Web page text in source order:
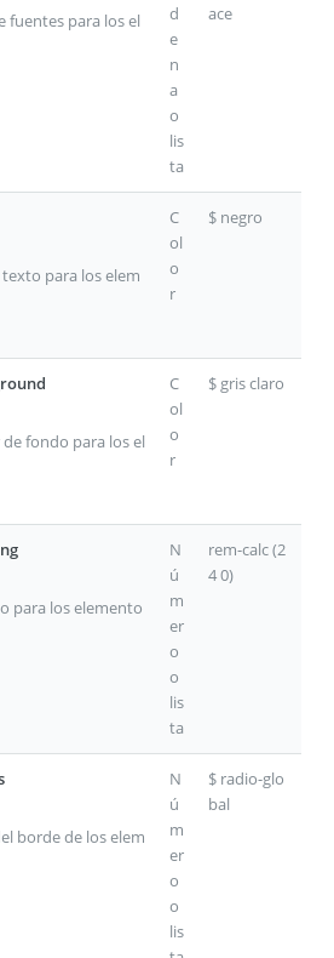
fuentes para los el
d
e
n
a
o
lis
ta
ace
para los elem
C
ol
o
r
$ negro
fondo para los el
C
ol
o
r
$ gris claro
para los elemento
N
ú
m
er
o
o
lis
ta
rem-calc (2
4 0)
borde de los elem
N
ú
m
er
o
o
lis
$ radio-glo
bal